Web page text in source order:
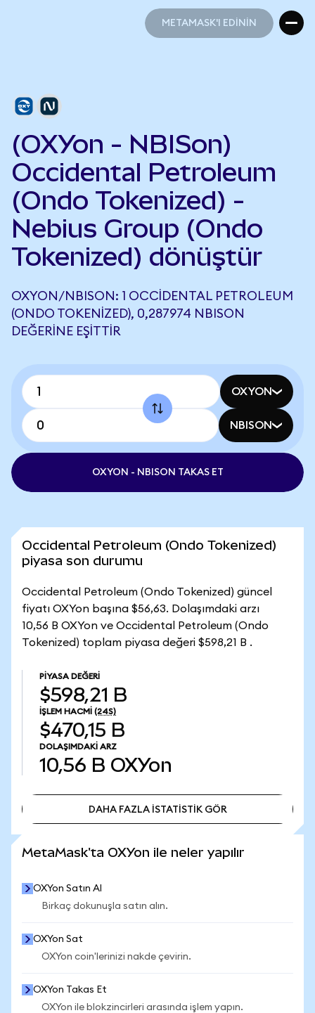
METAMASK'I EDİNİN
(OXYon - NBISon)
Occidental Petroleum
(Ondo Tokenized) -
Nebius Group (Ondo
Tokenized) dönüştür
OXYON/NBISON: 1 OCCIDENTAL PETROLEUM
(ONDO TOKENIZED), 0,287974 NBISON
DEĞERINE EŞITTIR
OXYON
NBISON
OXYON - NBISON TAKAS ET
Occidental Petroleum (Ondo Tokenized)
piyasa son durumu
Occidental Petroleum (Ondo Tokenized) güncel
fiyatı OXYon başına $56,63. Dolaşımdaki arzı
10,56 B OXYon ve Occidental Petroleum (Ondo
Tokenized) toplam piyasa değeri $598,21 B .
PIYASA DEĞERI
$598,21 B
İŞLEM HACMI (24S)
$470,15 B
DOLAŞIMDAKI ARZ
10,56 B OXYon
DAHA FAZLA İSTATİSTİK GÖR
MetaMask'ta OXYon ile neler yapılır
OXYon Satın Al
Birkaç dokunuşla satın alın.
OXYon Sat
OXYon coin'lerinizi nakde çevirin.
OXYon Takas Et
OXYon ile blokzincirleri arasında işlem yapın.